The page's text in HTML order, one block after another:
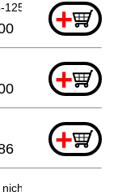
125 QuickProt
+
+
+
bestellbar